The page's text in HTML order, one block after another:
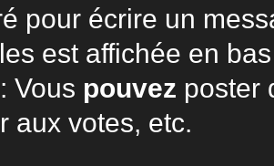
pour écrire un
est affichée en
Vous pouvez poster
aux votes, etc.